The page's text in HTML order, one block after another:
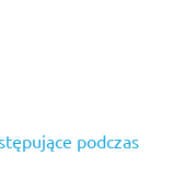
podczas